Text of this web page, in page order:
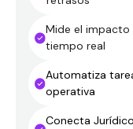
Mide el impacto
tiempo real
Automatiza
operativa
Conecta Jurídico